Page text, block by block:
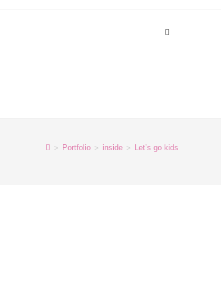
> Portfolio > inside > Let’s go kids